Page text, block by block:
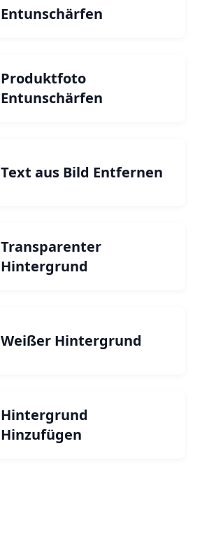
Entunschärfen
Produktfoto
Entunschärfen
Text aus Bild Entfernen
Transparenter
Hintergrund
Weißer Hintergrund
Hintergrund
Hinzufügen